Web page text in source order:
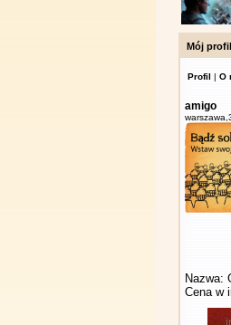
Mój profil
Profil | O
amigo
warszawa,
Nazwa:
Cena w